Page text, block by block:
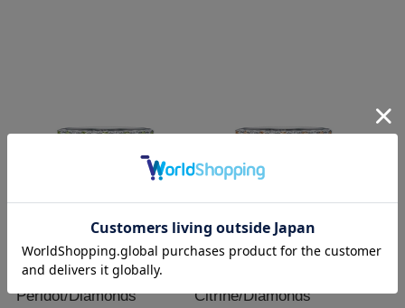
[Color Prong]Ptペリドッ
ト/ダイヤモンド/リング
Peridot/Diamonds
[Color Prong]Ptシトリン
Citrine/Diamonds